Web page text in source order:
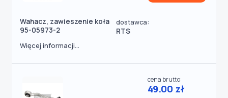
Wahacz, zawieszenie koła
95-05973-2
dostawca:
RTS
Więcej informacji...
cena brutto:
49.00 zł